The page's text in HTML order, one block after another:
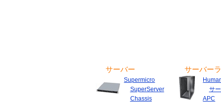
サーバー
Supermicro
SuperServer
Chassis
サーバー
サ
APC